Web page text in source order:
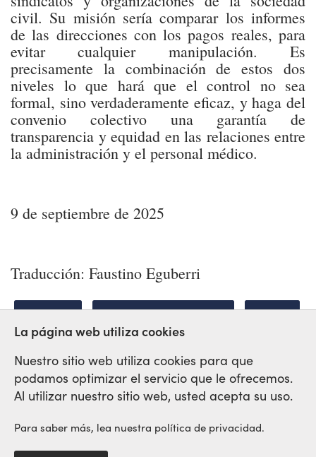
civil. Su misión sería comparar los informes
de las direcciones con los pagos reales, para
evitar cualquier manipulación. Es
precisamente la combinación de estos dos
niveles lo que hará que el control no sea
formal, sino verdaderamente eficaz, y haga del
convenio colectivo una garantía de
transparencia y equidad en las relaciones entre
la administración y el personal médico.
9 de septiembre de 2025
Traducción: Faustino Eguberri
UCRANIA SED COMO NOSOTRAS SALUD
Red Sindical Internacional
La página web utiliza cookies
Nuestro sitio web utiliza cookies para que
podamos optimizar el servicio que le ofrecemos.
Al utilizar nuestro sitio web, usted acepta su uso.
Para saber más, lea nuestra política de privacidad.